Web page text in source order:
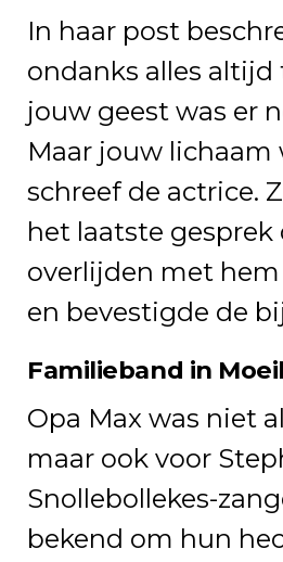
In haar post
ondanks alles altijd
jouw geest was er
Maar jouw lichaam
schreef de actrice.
het laatste gesprek
overlijden met
en bevestigde de
Familieband in
Opa Max was niet
maar ook voor
Snollebollekes-
bekend om hun